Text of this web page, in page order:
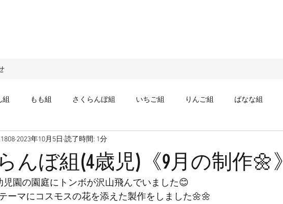
組 もも組 さくらんぼ組 いちご組 りんご組 ばなな組
んぼ組(4歳児)《9月の制作🌼》
2023年10月5日 読了時間: 1分
児園の園庭にトンボが沢山飛んでいました😊
ーマにコスモスの花を添えた製作をしました🌼🌼